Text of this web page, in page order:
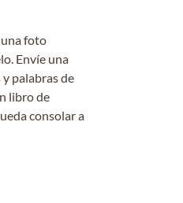
foto
Envíe una
palabras de
libro de
consolar a